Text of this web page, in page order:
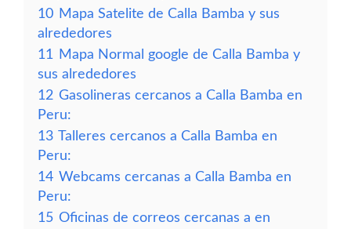
10 Mapa Satelite de Calla Bamba y sus
alrededores
11
Mapa Normal google de Calla Bamba y
sus alrededores
12 Gasolineras cercanos a Calla Bamba en
Peru:
13 Talleres cercanos a Calla Bamba en
Peru:
14 Webcams cercanas a Calla Bamba en
Peru:
15 Oficinas de correos cercanas a en